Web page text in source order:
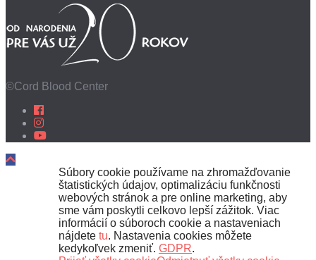
©Cord Blood Center
Súbory cookie používame na zhromažďovanie
štatistických údajov, optimalizáciu funkčnosti
webových stránok a pre online marketing, aby
sme vám poskytli celkovo lepší zážitok. Viac
informácií o súboroch cookie a nastaveniach
nájdete tu. Nastavenia cookies môžete
kedykoľvek zmeniť. GDPR.